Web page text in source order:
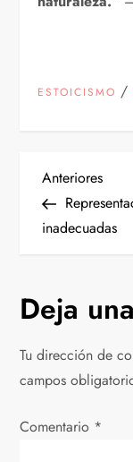
ESTOICISMO /
N
a
e
g
a
c
Entrada
anterior
Anteriores
inadecuadas
Deja
Tu dirección de
campos
Comentario *